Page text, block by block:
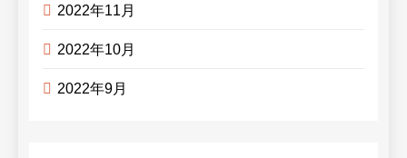
2022年11月
2022年10月
2022年9月